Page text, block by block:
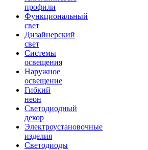
профили
Функциональный
свет
Дизайнерский
свет
Системы
освещения
Наружное
освещение
Гибкий
неон
Светодиодный
декор
Электроустановочные
изделия
Светодиоды